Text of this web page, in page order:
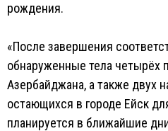
рождения.
«После завершения
обнаруженные тела четырёх
Азербайджана, а также двух
остающихся в городе Ейск
планируется в ближайшие